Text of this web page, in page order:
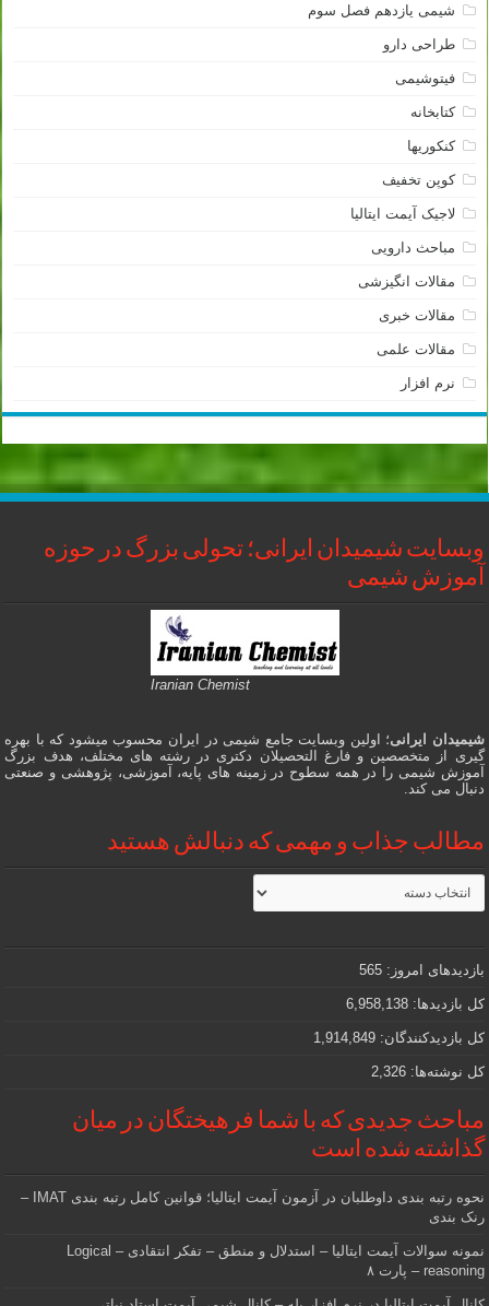
شیمی یازدهم فصل سوم
طراحی دارو
فیتوشیمی
کتابخانه
کنکوریها
کوپن تخفیف
لاجیک آیمت ایتالیا
مباحث دارویی
مقالات انگیزشی
مقالات خبری
مقالات علمی
نرم افزار
وبسایت شیمیدان ایرانی؛ تحولی بزرگ در حوزه
آموزش شیمی
Iranian Chemist
شیمیدان ایرانی؛ اولین وبسایت جامع شیمی در ایران محسوب میشود که با بهره
گیری از متخصصین و فارغ التحصیلان دکتری در رشته های مختلف، هدف بزرگ
آموزش شیمی را در همه سطوح در زمینه های پایه، آموزشی، پژوهشی و صنعتی
دنبال می کند.
مطالب جذاب و مهمی که دنبالش هستید
مطالب
جذاب
و
که
دنبالش
هستید
بازدیدهای امروز: 565
کل بازدیدها: 6,958,138
کل بازدیدکنند‌گان: 1,914,849
کل نوشته‌ها: 2,326
مباحث جدیدی که با شما فرهیختگان در میان
گذاشته شده است
نحوه رتبه بندی داوطلبان در آزمون آیمت ایتالیا؛ قوانین کامل رتبه بندی IMAT –
رنک بندی
نمونه سوالات آیمت ایتالیا – استدلال و منطق – تفکر انتقادی – Logical
reasoning – پارت ۸